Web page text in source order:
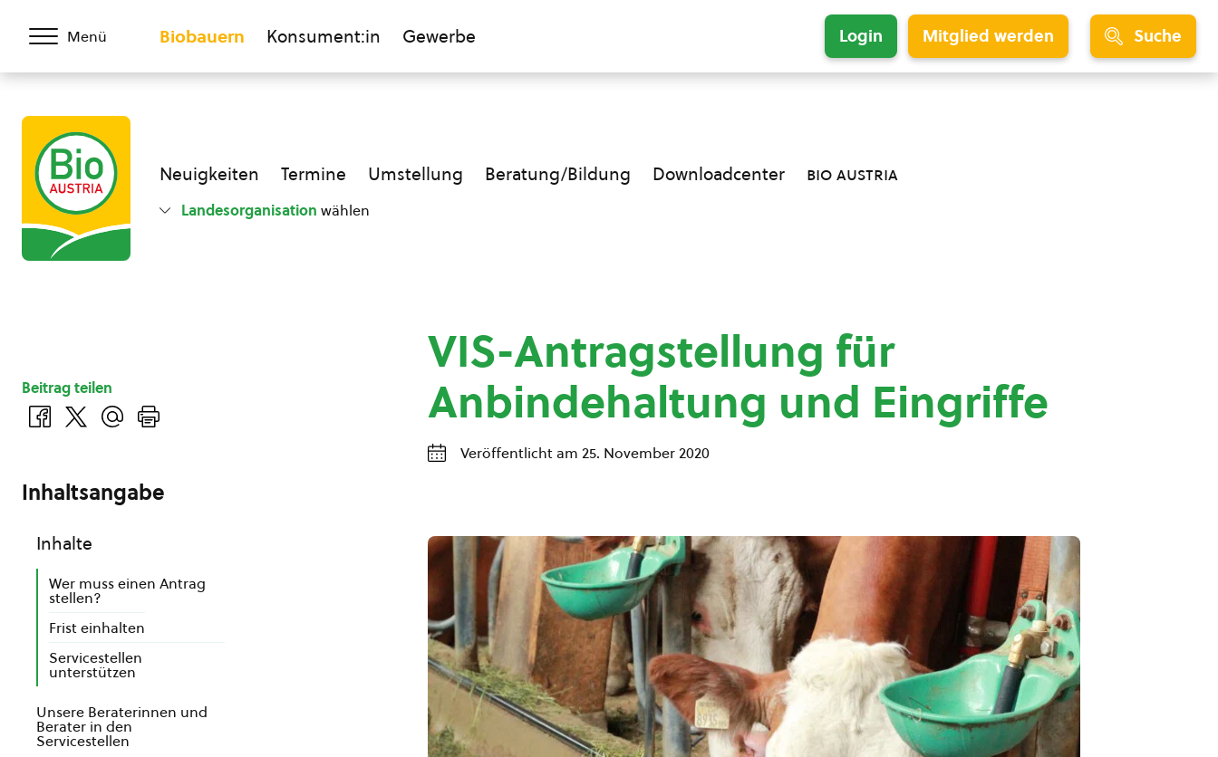
Menü Biobauern Konsument:in Gewerbe Login Mitglied werden Suche
Neuigkeiten Termine Umstellung Beratung/Bildung Downloadcenter bio austria
Landesorganisation wählen
VIS-Antragstellung für
Anbindehaltung und Eingriffe
Veröffentlicht am 25. November 2020
Beitrag teilen
Inhaltsangabe
Inhalte
Wer muss einen Antrag
stellen?
Frist einhalten
Servicestellen
unterstützen
Unsere Beraterinnen und
Berater in den
Servicestellen